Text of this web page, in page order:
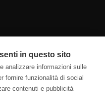
in questo sito
analizzare informazioni sulle
fornire funzionalità di social
contenuti e pubblicità